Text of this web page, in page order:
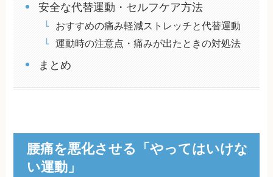
安全な代替運動・セルフケア方法
おすすめの痛み軽減ストレッチと代替運動
運動時の注意点・痛みが出たときの対処法
まとめ
腰痛を悪化させる「やってはいけな
い運動」